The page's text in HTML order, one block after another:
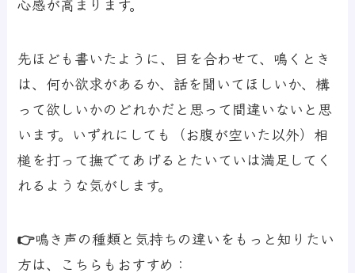
先ほども書いたように、目を合わせて、鳴くとき
は、何か欲求があるか、話を聞いてほしいか、構
って欲しいかのどれかだと思って間違いないと思
います。いずれにしても（お腹が空いた以外）相
槌を打って撫でてあげるとたいていは満足してく
れるような気がします。
👉鳴き声の種類と気持ちの違いをもっと知りたい
方は、こちらもおすすめ：